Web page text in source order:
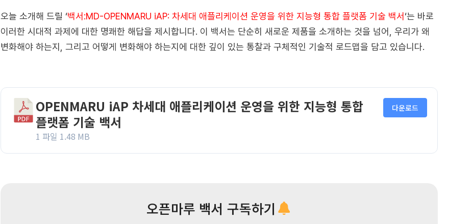
오늘 소개해 드릴 ‘백서:MD-OPENMARU iAP: 차세대 애플리케이션 운영을 위한 지능형 통합 플랫폼 기술 백서‘는 바로
이러한 시대적 과제에 대한 명쾌한 해답을 제시합니다. 이 백서는 단순히 새로운 제품을 소개하는 것을 넘어, 우리가 왜
변화해야 하는지, 그리고 어떻게 변화해야 하는지에 대한 깊이 있는 통찰과 구체적인 기술적 로드맵을 담고 있습니다.
OPENMARU iAP 차세대 애플리케이션 운영을 위한 지능형 통합
플랫폼 기술 백서
1 파일 1.48 MB
다운로드
오픈마루 백서 구독하기